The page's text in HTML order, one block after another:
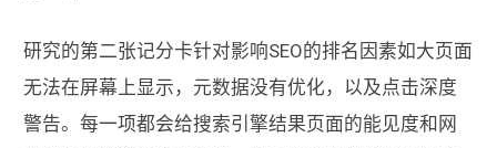
研究的第二张记分卡针对影响SEO的排名因素如大页面
无法在屏幕上显示，元数据没有优化，以及点击深度
警告。每一项都会给搜索引擎结果页面的能见度和网